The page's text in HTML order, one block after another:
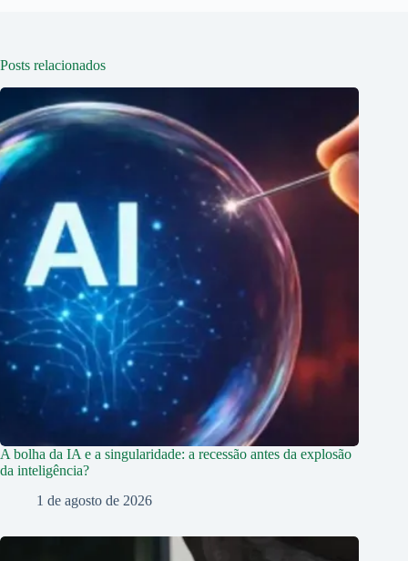
Posts relacionados
A bolha da IA e a singularidade: a recessão antes da explosão
da inteligência?
1 de agosto de 2026